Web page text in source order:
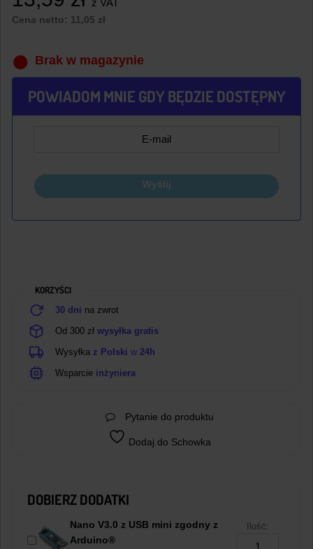
z VAT
Cena netto: 11,05 zł
Brak w magazynie
POWIADOM MNIE GDY BĘDZIE DOSTĘPNY
Wyślij
KORZYŚCI
30 dni na zwrot
Od 300 zł wysyłka gratis
Wysyłka z Polski w 24h
Wsparcie inżyniera
Pytanie do produktu
Dodaj do Schowka
DOBIERZ DODATKI
Nano V3.0 z USB mini zgodny z
Arduino®
Ilość: